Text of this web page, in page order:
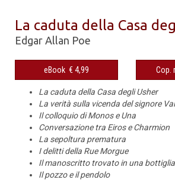
La caduta della Casa
Edgar Allan Poe
eBook € 4,99
La caduta della Casa degli Usher
La verità sulla vicenda del signore
Il colloquio di Monos e Una
Conversazione tra Eiros e Charmion
La sepoltura prematura
I delitti della Rue Morgue
Il manoscritto trovato in una bottiglia
Il pozzo e il pendolo